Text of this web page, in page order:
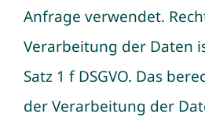
Anfrage verwendet.
Verarbeitung der Daten
Satz 1 f DSGVO. Das
der Verarbeitung der